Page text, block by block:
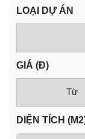
LOẠI DỰ ÁN
GIÁ (Đ)
Từ
DIỆN TÍCH